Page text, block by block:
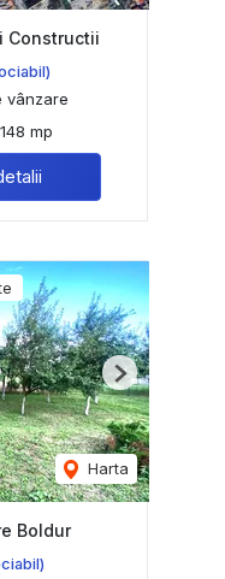
Constructii
vânzare
mp
Harta
Next
Boldur